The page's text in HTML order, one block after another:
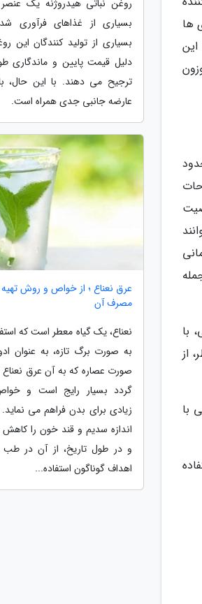
ها
این
با
از
با
روغن نباتی هیدروژنه یک
بسیاری از غذاهای فرآوری
بسیاری از تولید کنندگان این
دلیل قیمت پایین و ماندگاری
ترجیح می دهند. با این حال،
عارضه جانبی جدی همراه است.
عرق نعناع ؛ از خواص و روش تهیه
مصرف آن
نعناع، یک گیاه معطر است که
به صورت برگ تازه، به عنوان
صورت عصاره که به آن عرق
گردد بسیار رایج است و
زیادی برای بدن فراهم می نماید.
اندازه سدیم و قند خون را
و در طول تاریخ، از آن در طب
اهداف گوناگون استفاده...